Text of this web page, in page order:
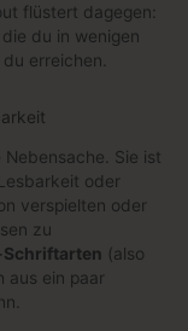
flüstert dagegen:
die du in wenigen
erreichen.
Sie ist
oder
verspielten oder
zu
(also
aus ein paar